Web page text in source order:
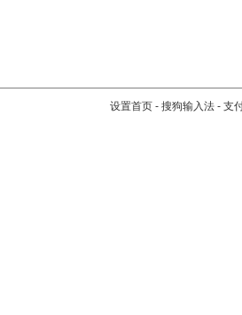
设置首页 - 搜狗输入法 - 支